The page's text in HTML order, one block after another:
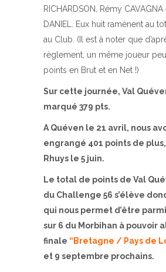
RICHARDSON, Rémy
DANIEL. Eux huit ramènent au
au Club. (Il est à noter que
règlement, un même joueur
points en Brut et en Net !)
Sur cette journée, Val
marqué 379 pts.
A Quéven le 21 avril, nous
engrangé 401 points de
Rhuys le 5 juin.
Le total de points de Val
du Challenge 56 s’élève
qui nous permet d’être
sur 6 du Morbihan à pouvoir
finale “Bretagne / Pays de
et 9 septembre prochains.